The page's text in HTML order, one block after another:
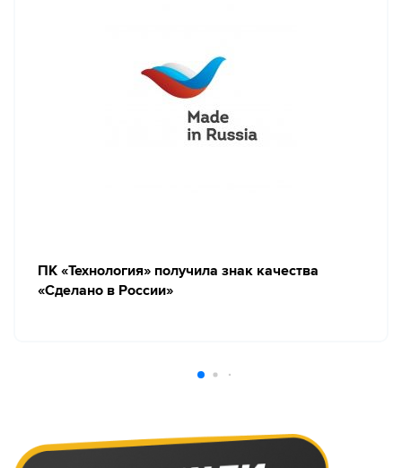
ПК «Технология» получила знак качества
«Сделано в России»